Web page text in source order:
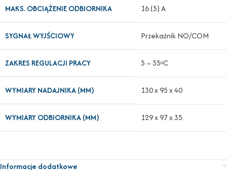
MAKS. OBCIĄŻENIE ODBIORNIKA 16 (5) A
SYGNAŁ WYJŚCIOWY Przekaźnik NO/COM
ZAKRES REGULACJI PRACY 5 – 35oC
WYMIARY NADAJNIKA (MM) 130 x 95 x 40
WYMIARY ODBIORNIKA (MM) 129 x 97 x 35
Informacje dodatkowe